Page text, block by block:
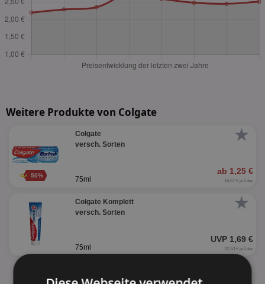
Weitere Produkte von Colgate
★
50%
Colgate
versch. Sorten
ab 1,25 €
75ml 16,67 € je Liter
★
Colgate Komplett
versch. Sorten
UVP 1,69 €
75ml 22,53 € je Liter